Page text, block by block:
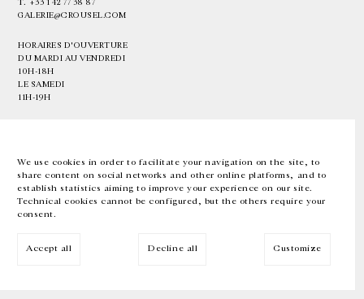
We use cookies in order to facilitate your navigation on the site, to
share content on social networks and other online platforms, and to
establish statistics aiming to improve your experience on our site.
Technical cookies cannot be configured, but the others require your
consent.
Accept all Decline all Customize
T. +33 1 42 77 38 87
GALERIE@CROUSEL.COM
HORAIRES D'OUVERTURE
DU MARDI AU VENDREDI
10H-18H
LE SAMEDI
11H-19H
EN FR 中文 Facebook Instagram
Inscrivez-vous à notre newsletter